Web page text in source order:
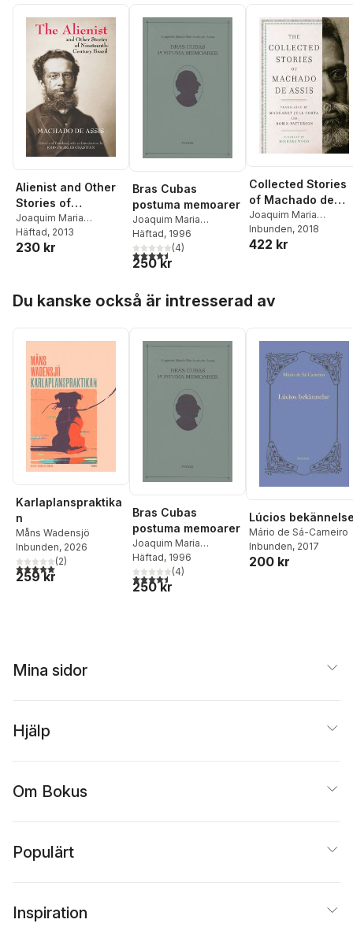
Alienist and Other
Stories of
Nineteenth-
Century Brazil
Joaquim Maria
Machado de Assis
Häftad, 2013
230 kr
Bras Cubas
postuma memoarer
Joaquim Maria
Machado de Assis
Häftad, 1996
4,5utav 5 stjärnor. Totalt antal röster:
(4)
250 kr
Collected Stories
of Machado de
Assis
Joaquim Maria
Machado de Assis
Inbunden, 2018
422 kr
Du kanske också är intresserad av
Karlaplanspraktika
n
Måns Wadensjö
Inbunden, 2026
5,0utav 5 stjärnor. Totalt antal röster:
(2)
259 kr
Bras Cubas
postuma memoarer
Joaquim Maria
Machado de Assis
Häftad, 1996
4,5utav 5 stjärnor. Totalt antal röster:
(4)
250 kr
Lúcios
Mário de Sá-Carneiro
Inbunden, 2017
200 kr
Mina sidor
Hjälp
Om Bokus
Populärt
Inspiration